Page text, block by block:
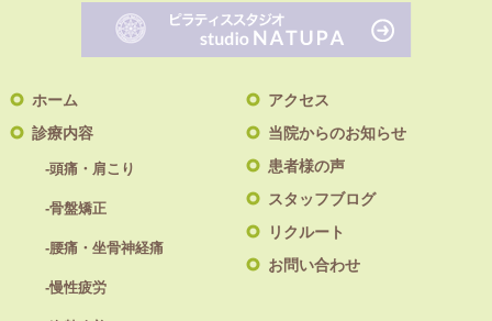
ホーム
診療内容
-頭痛・肩こり
-骨盤矯正
-腰痛・坐骨神経痛
-慢性疲労
アクセス
当院からのお知らせ
患者様の声
スタッフブログ
リクルート
お問い合わせ